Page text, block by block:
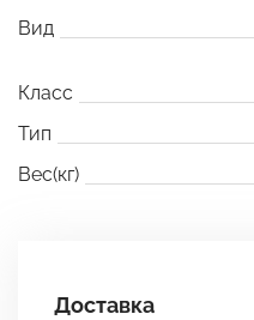
Вид
Класс
Тип
Вес(кг)
Доставка